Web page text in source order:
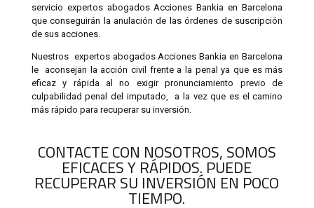
servicio expertos abogados Acciones Bankia en Barcelona
que conseguirán la anulación de las órdenes de suscripción
de sus acciones.
Nuestros expertos abogados Acciones Bankia en Barcelona
le aconsejan la acción civil frente a la penal ya que es más
eficaz y rápida al no exigir pronunciamiento previo de
culpabilidad penal del imputado, a la vez que es el camino
más rápido para recuperar su inversión.
CONTACTE CON NOSOTROS, SOMOS
EFICACES Y RÁPIDOS. PUEDE
RECUPERAR SU INVERSIÓN EN POCO
TIEMPO.